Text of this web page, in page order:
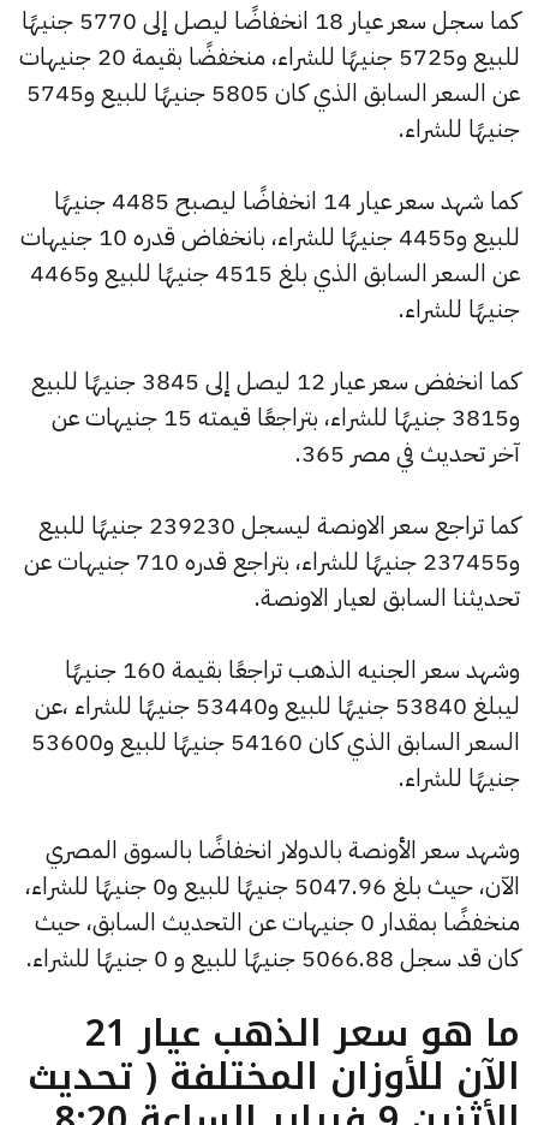
كما سجل سعر عيار 18 انخفاضًا ليصل إلى 5770 جنيهًا
للبيع و5725 جنيهًا للشراء، منخفضًا بقيمة 20 جنيهات
عن السعر السابق الذي كان 5805 جنيهًا للبيع و5745
جنيهًا للشراء.
كما شهد سعر عيار 14 انخفاضًا ليصبح 4485 جنيهًا
للبيع و4455 جنيهًا للشراء، بانخفاض قدره 10 جنيهات
عن السعر السابق الذي بلغ 4515 جنيهًا للبيع و4465
جنيهًا للشراء.
كما انخفض سعر عيار 12 ليصل إلى 3845 جنيهًا للبيع
و3815 جنيهًا للشراء، بتراجعًا قيمته 15 جنيهات عن
آخر تحديث في مصر 365.
كما تراجع سعر الاونصة ليسجل 239230 جنيهًا للبيع
و237455 جنيهًا للشراء، بتراجع قدره 710 جنيهات عن
تحديثنا السابق لعيار الاونصة.
وشهد سعر الجنيه الذهب تراجعًا بقيمة 160 جنيهًا
ليبلغ 53840 جنيهًا للبيع و53440 جنيهًا للشراء ،عن
السعر السابق الذي كان 54160 جنيهًا للبيع و53600
جنيهًا للشراء.
وشهد سعر الأونصة بالدولار انخفاضًا بالسوق المصري
الآن، حيث بلغ 5047.96 جنيهًا للبيع و0 جنيهًا للشراء،
منخفضًا بمقدار 0 جنيهات عن التحديث السابق، حيث
كان قد سجل 5066.88 جنيهًا للبيع و 0 جنيهًا للشراء.
ما هو سعر الذهب عيار 21
الآن للأوزان المختلفة ( تحديث